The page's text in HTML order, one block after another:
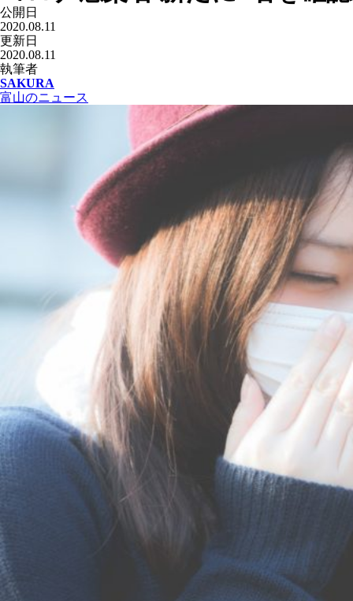
公開日
2020.08.11
更新日
2020.08.11
執筆者
SAKURA
富山のニュース